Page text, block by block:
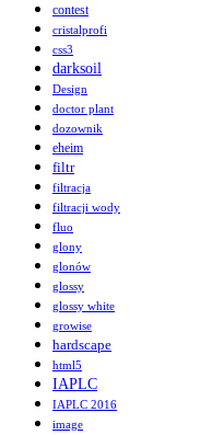
contest
cristalprofi
css3
darksoil
Design
doctor plant
dozownik
eheim
filtr
filtracja
filtracji wody
fluo
glony
glonów
glossy
glossy white
growise
hardscape
html5
IAPLC
IAPLC 2016
image